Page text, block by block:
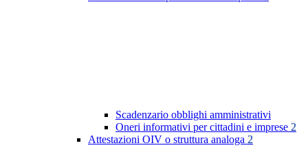
Scadenzario obblighi amministrativi
Oneri informativi per cittadini e imprese 2
Attestazioni OIV o struttura analoga 2